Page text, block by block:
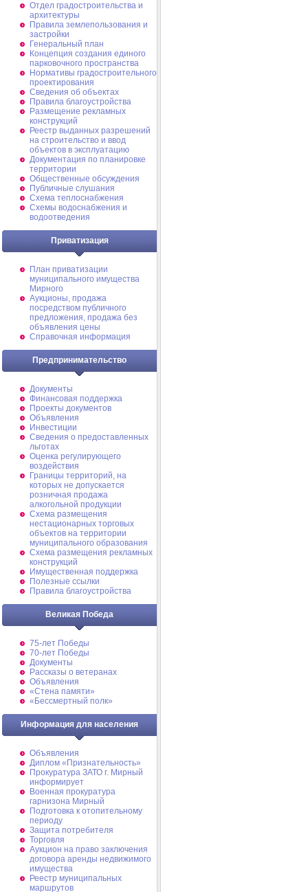
Отдел градостроительства и
архитектуры
Правила землепользования и
застройки
Генеральный план
Концепция создания единого
парковочного пространства
Нормативы градостроительного
проектирования
Сведения об объектах
Правила благоустройства
Размещение рекламных
конструкций
Реестр выданных разрешений
на строительство и ввод
объектов в эксплуатацию
Документация по планировке
территории
Общественные обсуждения
Публичные слушания
Схема теплоснабжения
Схемы водоснабжения и
водоотведения
Приватизация
План приватизации
муниципального имущества
Мирного
Аукционы, продажа
посредством публичного
предложения, продажа без
объявления цены
Справочная информация
Предпринимательство
Документы
Финансовая поддержка
Проекты документов
Объявления
Инвестиции
Сведения о предоставленных
льготах
Оценка регулирующего
воздействия
Границы территорий, на
которых не допускается
розничная продажа
алкогольной продукции
Схема размещения
нестационарных торговых
объектов на территории
муниципального образования
Схема размещения рекламных
конструкций
Имущественная поддержка
Полезные ссылки
Правила благоустройства
Великая Победа
75-лет Победы
70-лет Победы
Документы
Рассказы о ветеранах
Объявления
«Стена памяти»
«Бессмертный полк»
Информация для населения
Объявления
Диплом «Признательность»
Прокуратура ЗАТО г. Мирный
информирует
Военная прокуратура
гарнизона Мирный
Подготовка к отопительному
периоду
Защита потребителя
Торговля
Аукцион на право заключения
договора аренды недвижимого
имущества
Реестр муниципальных
маршрутов